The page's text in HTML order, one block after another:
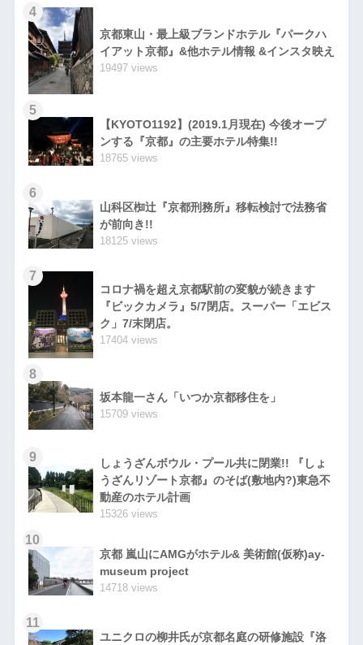
4
京都東山・最上級ブランドホテル『パークハ
イアット京都』&他ホテル情報 &インスタ映え
19497 views
5
【KYOTO1192】(2019.1月現在) 今後オープ
ンする『京都』の主要ホテル特集!!
18765 views
6
山科区椥辻『京都刑務所』移転検討で法務省
が前向き!!
18125 views
7
コロナ禍を超え京都駅前の変貌が続きます
『ビックカメラ』5/7閉店。スーパー「エビス
ク」7/末閉店。
17404 views
8
坂本龍一さん「いつか京都移住を」
15709 views
9
しょうざんボウル・プール共に閉業!! 『しょ
うざんリゾート京都』のそば(敷地内?)東急不
動産のホテル計画
15326 views
10
京都 嵐山にAMGがホテル& 美術館(仮称)ay-
museum project
14718 views
11
ユニクロの柳井氏が京都名庭の研修施設『洛